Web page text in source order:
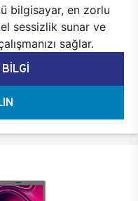
bilgisayar, en zorlu
sessizlik sunar ve
sağlar.